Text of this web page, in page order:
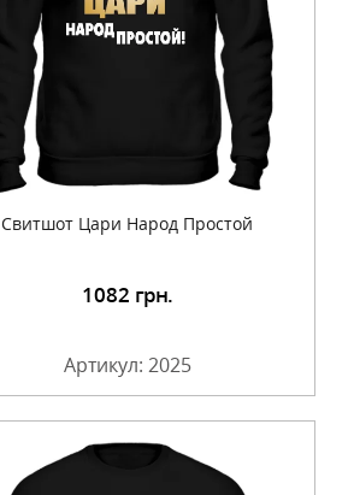
Свитшот Цари Народ Простой
1082 грн.
Артикул: 2025